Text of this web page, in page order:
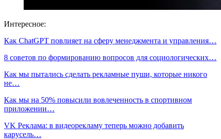
Интересное:
Как ChatGPT повлияет на сферу менеджмента и управления…
8 советов по формированию вопросов для социологических…
Как мы пытались сделать рекламные пуши, которые никого
не…
Как мы на 50% повысили вовлеченность в спортивном
приложении…
VK Реклама: в видеорекламу теперь можно добавить
карусель…